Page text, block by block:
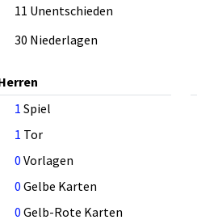
11 Unentschieden
30 Niederlagen
1 Spiel
1 Tor
0 Vorlagen
0 Gelbe Karten
0 Gelb-Rote Karten